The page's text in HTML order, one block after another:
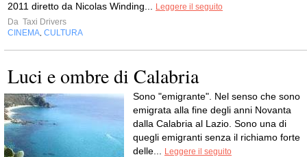
2011 diretto da Nicolas Winding...
Leggere il seguito
Da Taxi Drivers
CINEMA CULTURA
Luci e ombre di Calabria
Sono "emigrante". Nel senso che sono
emigrata alla fine degli anni Novanta
dalla Calabria al Lazio. Sono una di
quegli emigranti senza il richiamo forte
delle...
Leggere il seguito